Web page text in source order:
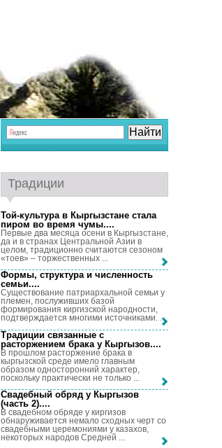
Традиции
Той-культура в Кыргызстане стала
пиром во время чумы....
Первые два месяца осени в Кыргызстане,
да и в странах Центральной Азии в
целом, традиционно считаются сезоном
«тоев» – торжественных ...
Формы, структура и численность
семьи....
Существование патриархальной семьи у
племен, послуживших базой
формирования киргизской народности,
подтверждается многими источниками. ...
Традиции связанные с
расторжением брака у Кыргызов....
В прошлом расторжение брака в
кыргызской среде имело главным
образом односторонний характер,
поскольку практически не только ...
Свадебный обряд у Кыргызов
(часть 2)....
В свадебном обряде у киргизов
обнаруживается немало сходных черт со
свадебными церемониями у казахов,
некоторых народов Средней ...